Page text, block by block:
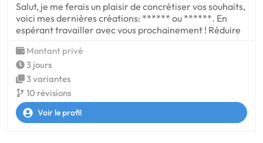
Salut, je me ferais un plaisir de concrétiser vos souhaits,
voici mes dernières créations: ****** ou ******. En
espérant travailler avec vous prochainement ! Réduire
Montant privé
3 jours
3 variantes
10 révisions
Voir le profil